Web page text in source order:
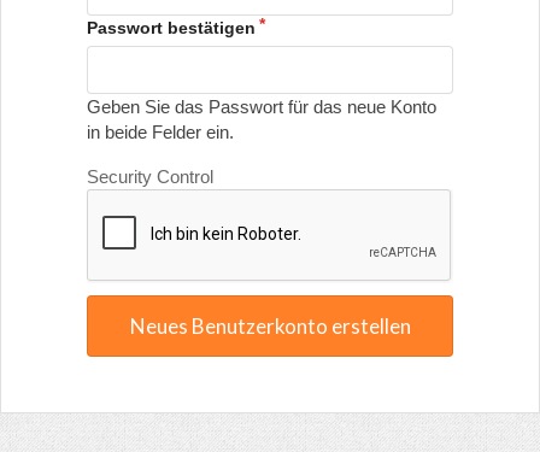
Passwort bestätigen
Geben Sie das Passwort für das neue Konto
in beide Felder ein.
Security Control